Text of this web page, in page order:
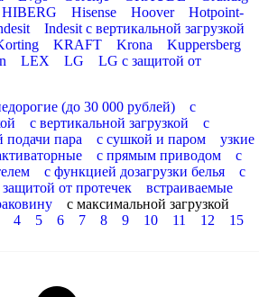
HIBERG Hisense Hoover
Hotpoint-
Indesit с вертикальной загрузкой
KRAFT Krona
Kuppersberg
LEX LG
LG с защитой от
(до 30 000 рублей)
с
с вертикальной загрузкой
с
подачи пара с сушкой и паром
узкие
с прямым приводом
с
с функцией дозагрузки белья
с
защитой от протечек
встраиваемые
с максимальной загрузкой
4 5 6 7 8 9 10 11 12 15